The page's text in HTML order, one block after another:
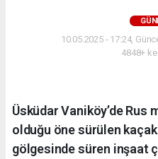
10.05.2025 - 17:24,
4848+
Üsküdar Vaniköy’de Rus
olduğu öne sürülen
gölgesinde süren inşaat